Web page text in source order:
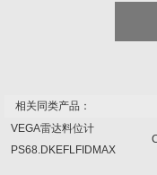
相关同类产品：
VEGA雷达料位计
PS68.DKEFLFIDMAX